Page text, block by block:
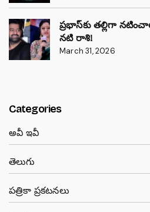
ప్రభాస్‌కు తల్లిగా
నటి రాశి!
March 31, 2026
Categories
అవీ ఇవీ
తెలుగు
పత్రికా ప్రకటనలు